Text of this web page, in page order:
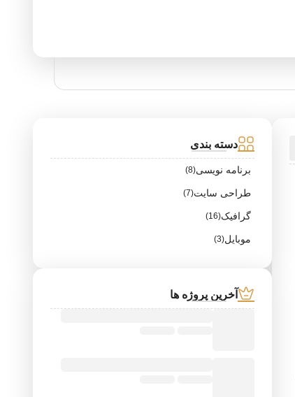
دسته بندی
برنامه نویسی(8)
طراحی سایت(7)
گرافیک(16)
موبایل(3)
آخرین پروژه ها